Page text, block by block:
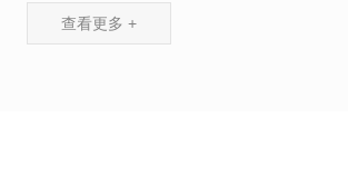
查看更多 +